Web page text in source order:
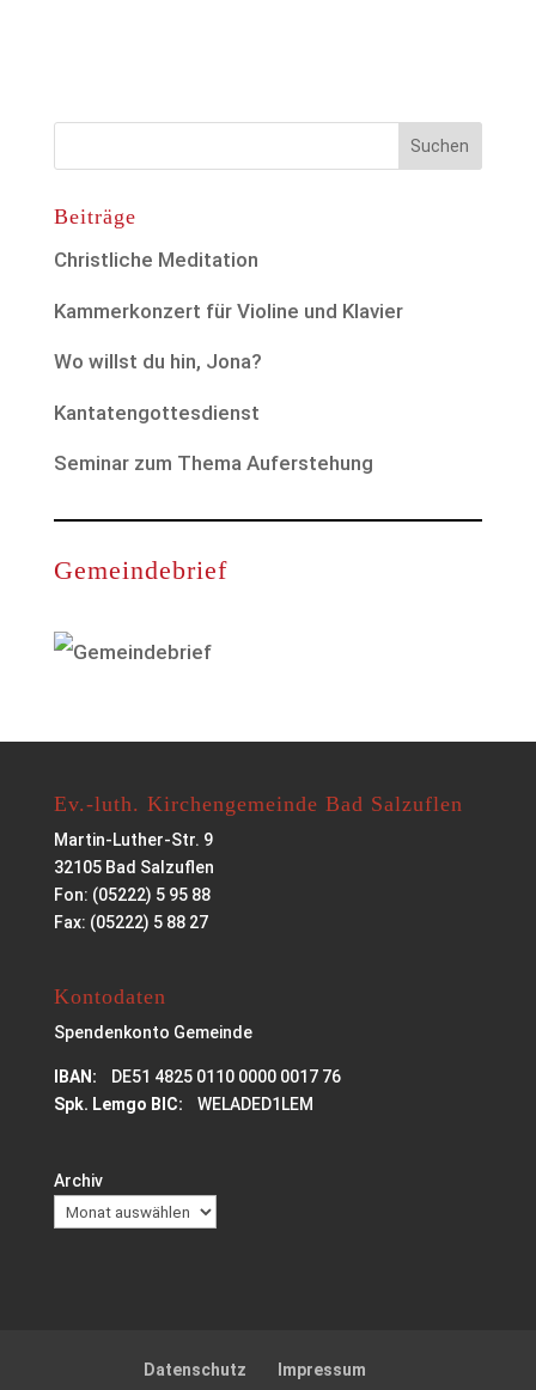
Beiträge
Christliche Meditation
Kammerkonzert für Violine und Klavier
Wo willst du hin, Jona?
Kantatengottesdienst
Seminar zum Thema Auferstehung
Gemeindebrief
Ev.-luth. Kirchengemeinde Bad Salzuflen
Martin-Luther-Str. 9
32105 Bad Salzuflen
Fon: (05222) 5 95 88
Fax: (05222) 5 88 27
Kontodaten
Spendenkonto Gemeinde
IBAN: DE51 4825 0110 0000 0017 76
Spk. Lemgo BIC: WELADED1LEM
Archiv
Datenschutz Impressum